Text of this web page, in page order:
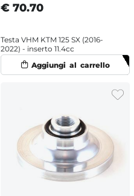
€ 70.70
Testa VHM KTM 125 SX (2016-
2022) - inserto 11.4cc